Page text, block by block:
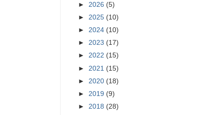
► 2026 (5)
► 2025 (10)
► 2024 (10)
► 2023 (17)
► 2022 (15)
► 2021 (15)
► 2020 (18)
► 2019 (9)
► 2018 (28)